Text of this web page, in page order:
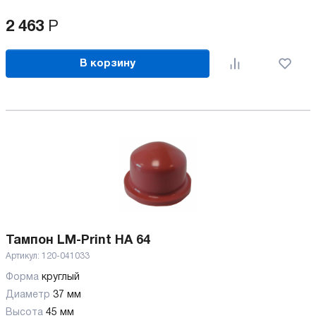
2 463 Р
В корзину
Тампон LM-Print HA 64
Артикул: 120-041033
Форма круглый
Диаметр 37 мм
Высота 45 мм